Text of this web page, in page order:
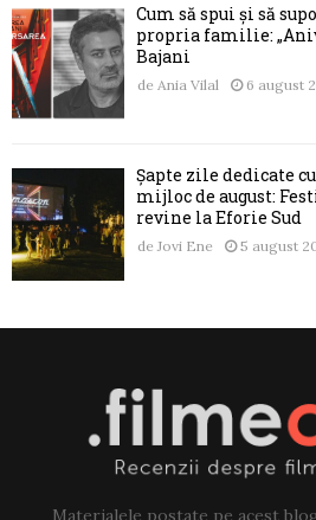
Cum să spui și să
propria familie:
Bajani
de Ania Vilal 6 august
Șapte zile dedicate
mijloc de august:
revine la Eforie Sud
de Jovi Ene 5 august